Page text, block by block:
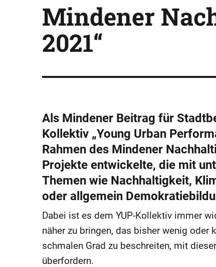
Mindener
2021“
Als Mindener Beitrag für
Kollektiv „Young Urban
Rahmen des Mindener
Projekte entwickelte, die mit
Themen wie Nachhaltigkeit,
oder allgemein
Dabei ist es dem YUP-Kollektiv immer
näher zu bringen, das bisher wenig
schmalen Grad zu beschreiten, mit
überfordern.